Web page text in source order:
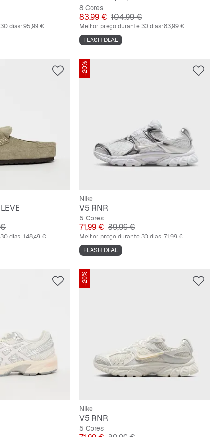
dias:95,99 €
8 Cores
Preço
83,99 € Preço original
104,99 €
Melhor preço durante 30 dias:83,99 €
FLASH DEAL
dias:148,49 €
-20%
Nike
V5 RNR
5 Cores
Preço
71,99 € Preço original
89,99 €
Melhor preço durante 30 dias:71,99 €
FLASH DEAL
-20%
Nike
V5 RNR
5 Cores